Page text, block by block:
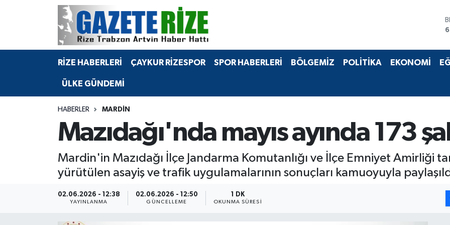
RİZE HABERLERİ ÇAYKUR RİZESPOR SPOR HABERLERİ BÖLGEMİZ POLİTİKA EKONOMİ
ÜLKE GÜNDEMİ
HABERLER MARDIN
Mazıdağı'nda mayıs ayında 173
Mardin'in Mazıdağı İlçe Jandarma Komutanlığı ve İlçe Emniyet Amirliği
yürütülen asayiş ve trafik uygulamalarının sonuçları kamuoyuyla
02.06.2026 - 12:38
YAYINLANMA
02.06.2026 - 12:50
GÜNCELLEME
1 DK
OKUNMA SÜRESI
BÖLGEMİZ
Bilim Teknoloji
Advertising news
Merkez Nöbetçi Eczaneler
Merkez Hava Durumu
Merkez Trafik Yoğunluk Haritası
Tüm Manşetler
Son Dakika Haberleri
Haber Arşivi